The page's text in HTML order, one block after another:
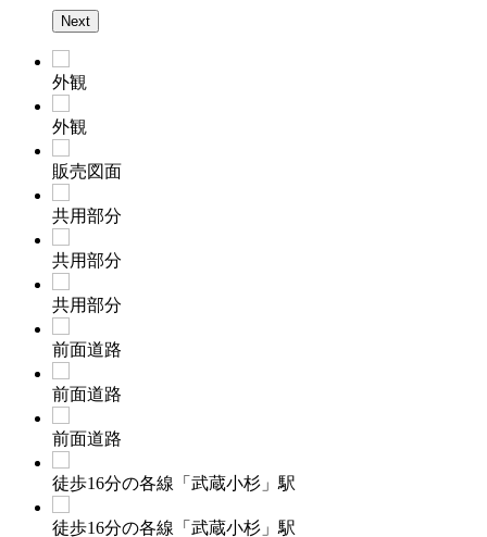
Next
外観
外観
販売図面
共用部分
共用部分
共用部分
前面道路
前面道路
前面道路
徒歩16分の各線「武蔵小杉」駅
徒歩16分の各線「武蔵小杉」駅